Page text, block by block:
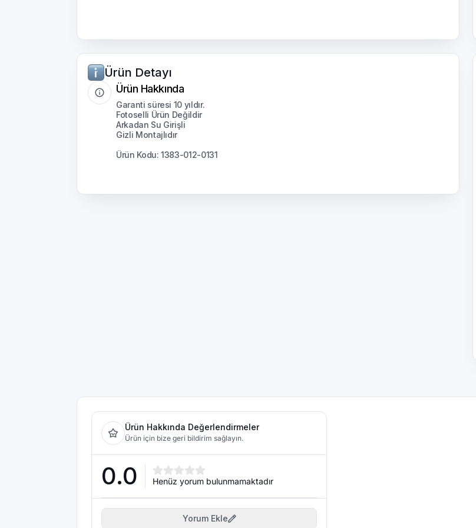
Ürün Detayı
Ürün Hakkında
Garanti süresi 10 yıldır.
Fotoselli Ürün Değildir
Arkadan Su Girişli
Gizli Montajlıdır
Ürün Kodu: 1383-012-0131
Ürün Hakkında Değerlendirmeler
Ürün için bize geri bildirim sağlayın.
0.0 Henüz yorum bulunmamaktadır
Yorum Ekle